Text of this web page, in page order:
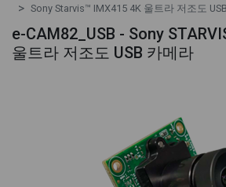
Sony Starvis™ IMX415 4K 울트라 저조도
e-CAM82_USB - Sony
울트라 저조도 USB 카메라